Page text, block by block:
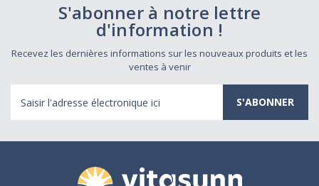
S'abonner à notre lettre
d'information !
Recevez les dernières informations sur les nouveaux produits et les
ventes à venir
électronique